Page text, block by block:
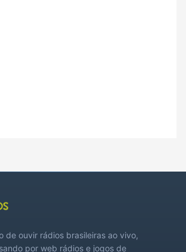
de ouvir rádios brasileiras ao vivo,
por web rádios e jogos de